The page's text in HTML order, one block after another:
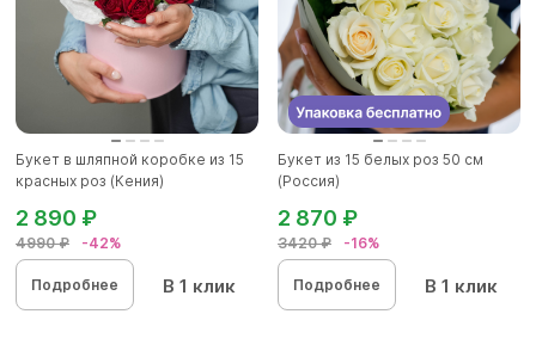
Букет в шляпной коробке из 15
красных роз (Кения)
4990 ₽ -42%
2 890 ₽
Подробнее В 1 клик
Букет из 15 белых роз 50 см
(Россия)
3420 ₽ -16%
2 870 ₽
Подробнее В 1 клик